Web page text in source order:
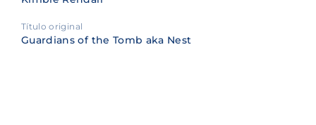
Título original
Guardians of the Tomb aka Nest